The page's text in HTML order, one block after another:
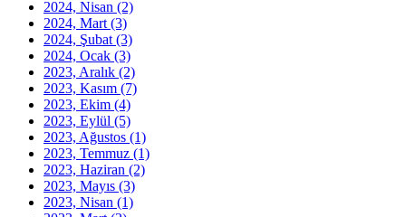
2024, Nisan (2)
2024, Mart (3)
2024, Şubat (3)
2024, Ocak (3)
2023, Aralık (2)
2023, Kasım (7)
2023, Ekim (4)
2023, Eylül (5)
2023, Ağustos (1)
2023, Temmuz (1)
2023, Haziran (2)
2023, Mayıs (3)
2023, Nisan (1)